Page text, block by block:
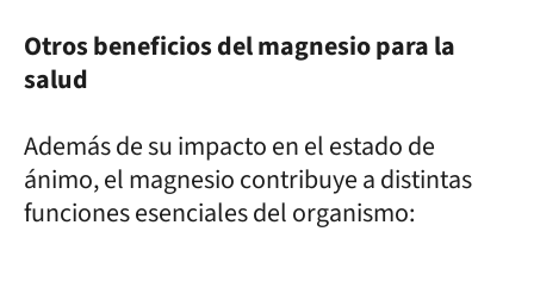
Otros beneficios del magnesio para la
salud
Además de su impacto en el estado de
ánimo, el magnesio contribuye a distintas
funciones esenciales del organismo: